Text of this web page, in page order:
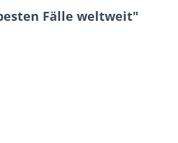
Fälle weltweit"